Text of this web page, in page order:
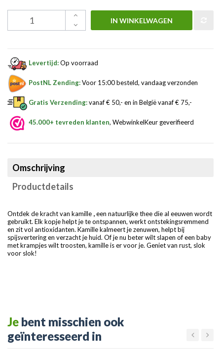
IN WINKELWAGEN
Levertijd:Op voorraad
PostNL Zending:Voor 15:00 besteld, vandaag verzonden
Gratis Verzending:vanaf € 50,- en in België vanaf € 75,-
45.000+ tevreden klanten, WebwinkelKeur geverifieerd
Omschrijving
Productdetails
Ontdek de kracht van kamille ,een natuurlijke thee die al eeuwen wordt
gebruikt. Elk kopje helpt je te ontspannen, werkt ontstekingsremmend
en zit vol antioxidanten. Kamille kalmeert je zenuwen, helpt bij
spijsvertering en verzacht je huid. Of je nu beter wilt slapen of een baby
met krampjes wilt troosten, kamille is er voor je. Geniet van rust, slok
voor slok!
Je bent misschien ook
geïnteresseerd in